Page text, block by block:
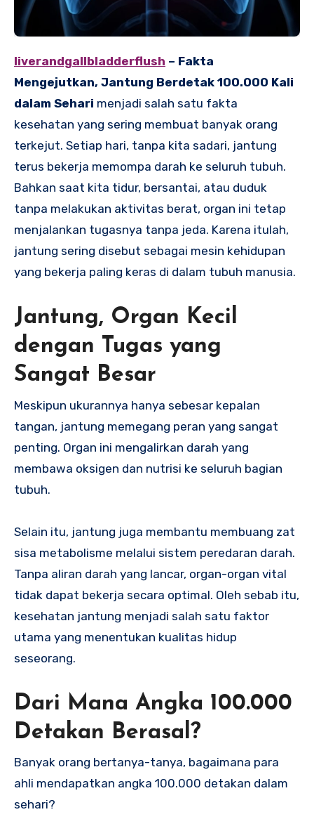
liverandgallbladderflush – Fakta
Mengejutkan, Jantung Berdetak 100.000 Kali
dalam Sehari menjadi salah satu fakta
kesehatan yang sering membuat banyak orang
terkejut. Setiap hari, tanpa kita sadari, jantung
terus bekerja memompa darah ke seluruh tubuh.
Bahkan saat kita tidur, bersantai, atau duduk
tanpa melakukan aktivitas berat, organ ini tetap
menjalankan tugasnya tanpa jeda. Karena itulah,
jantung sering disebut sebagai mesin kehidupan
yang bekerja paling keras di dalam tubuh manusia.
Jantung, Organ Kecil
dengan Tugas yang
Sangat Besar
Meskipun ukurannya hanya sebesar kepalan
tangan, jantung memegang peran yang sangat
penting. Organ ini mengalirkan darah yang
membawa oksigen dan nutrisi ke seluruh bagian
tubuh.
Selain itu, jantung juga membantu membuang zat
sisa metabolisme melalui sistem peredaran darah.
Tanpa aliran darah yang lancar, organ-organ vital
tidak dapat bekerja secara optimal. Oleh sebab itu,
kesehatan jantung menjadi salah satu faktor
utama yang menentukan kualitas hidup
seseorang.
Dari Mana Angka 100.000
Detakan Berasal?
Banyak orang bertanya-tanya, bagaimana para
ahli mendapatkan angka 100.000 detakan dalam
sehari?